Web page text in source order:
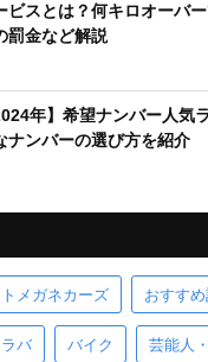
ビスとは？何キロオーバ
罰金など解説
年】希望ナンバー人気
ナンバーの選び方を紹介
メガネカーズ おすす
バ バイク 芸能人